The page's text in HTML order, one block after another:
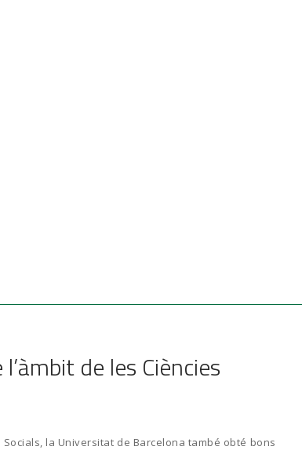
de les Ciències
Socials, la Universitat de Barcelona també obté bons